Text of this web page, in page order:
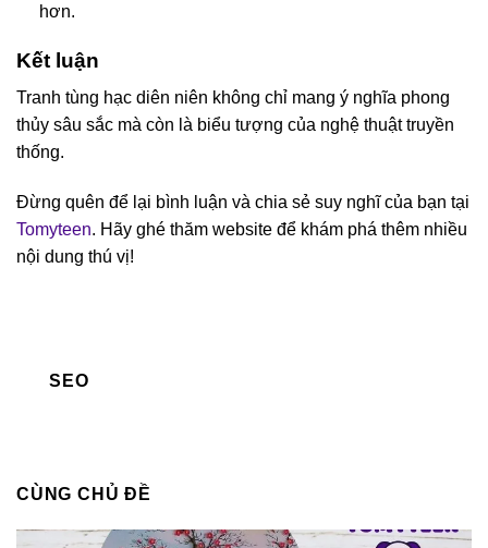
hơn.
Kết luận
Tranh tùng hạc diên niên không chỉ mang ý nghĩa phong
thủy sâu sắc mà còn là biểu tượng của nghệ thuật truyền
thống.
Đừng quên để lại bình luận và chia sẻ suy nghĩ của bạn tại
Tomyteen. Hãy ghé thăm website để khám phá thêm nhiều
nội dung thú vị!
SEO
CÙNG CHỦ ĐỀ